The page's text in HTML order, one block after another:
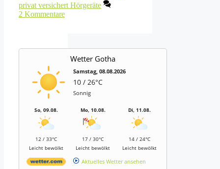
privat versichert Hörgeräte
2 Kommentare
Wetter Gotha
Samstag, 08.08.2026
10 / 26°C
Sonnig
So, 09.08.
12 / 33°C
Leicht bewölkt
Mo, 10.08.
17 / 30°C
Leicht bewölkt
Di, 11.08.
14 / 24°C
Leicht bewölkt
Aktuelles Wetter ansehen